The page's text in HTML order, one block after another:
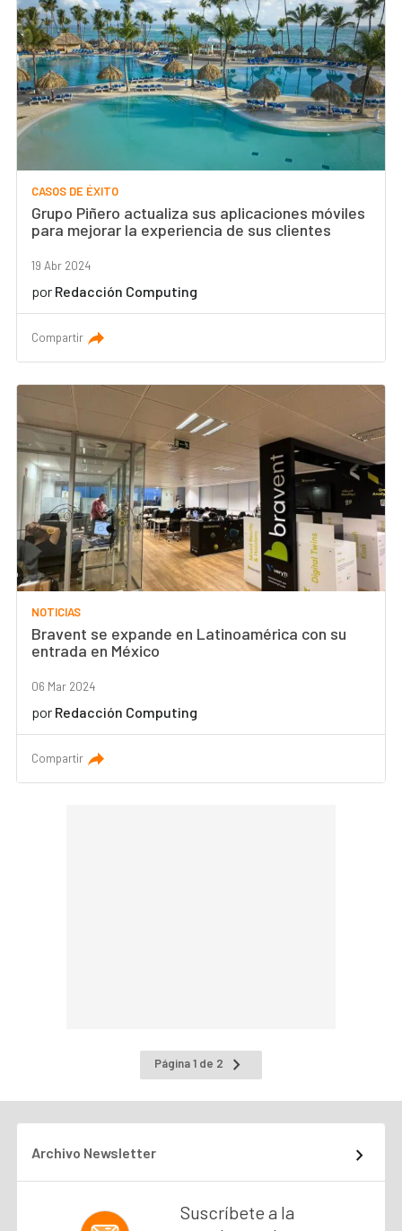
CASOS DE ÉXITO
Grupo Piñero actualiza sus aplicaciones móviles
para mejorar la experiencia de sus clientes
19 Abr 2024
por Redacción Computing
Compartir
NOTICIAS
Bravent se expande en Latinoamérica con su
entrada en México
06 Mar 2024
por Redacción Computing
Compartir
Página 1 de 2
a
Archivo Newsletter
Suscríbete a la